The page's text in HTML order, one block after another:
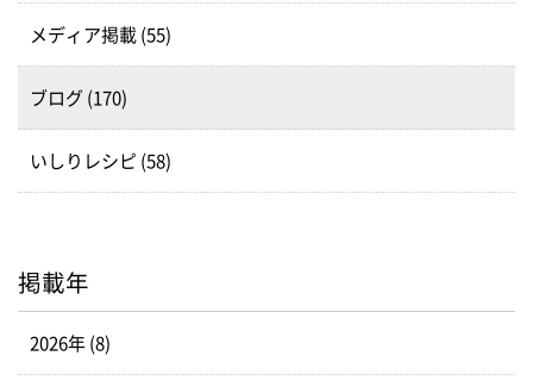
メディア掲載 (55)
ブログ (170)
いしりレシピ (58)
掲載年
2026年 (8)